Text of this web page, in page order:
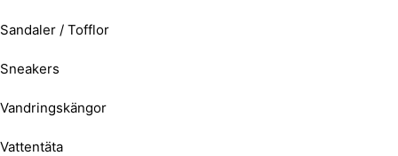
Sandaler / Tofflor
Sneakers
Vandringskängor
Vattentäta